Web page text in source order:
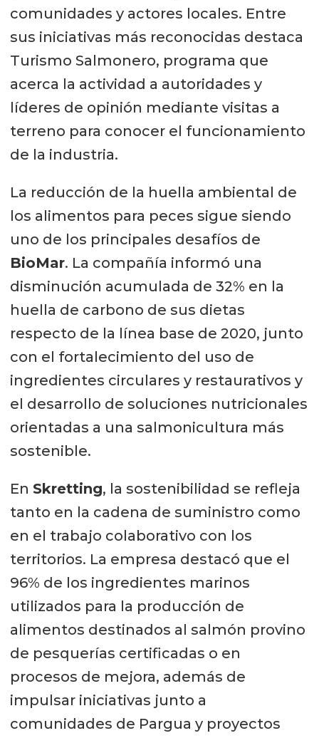
comunidades y actores locales. Entre
sus iniciativas más reconocidas destaca
Turismo Salmonero, programa que
acerca la actividad a autoridades y
líderes de opinión mediante visitas a
terreno para conocer el funcionamiento
de la industria.
La reducción de la huella ambiental de
los alimentos para peces sigue siendo
uno de los principales desafíos de
BioMar. La compañía informó una
disminución acumulada de 32% en la
huella de carbono de sus dietas
respecto de la línea base de 2020, junto
con el fortalecimiento del uso de
ingredientes circulares y restaurativos y
el desarrollo de soluciones nutricionales
orientadas a una salmonicultura más
sostenible.
En Skretting, la sostenibilidad se refleja
tanto en la cadena de suministro como
en el trabajo colaborativo con los
territorios. La empresa destacó que el
96% de los ingredientes marinos
utilizados para la producción de
alimentos destinados al salmón provino
de pesquerías certificadas o en
procesos de mejora, además de
impulsar iniciativas junto a
comunidades de Pargua y proyectos